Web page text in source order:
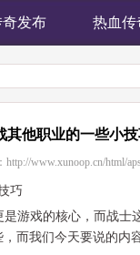
发布 热血传
其他职业的一些小
http://www.xunoop.cn/html/
巧
游戏的核心，而战士
而我们今天要说的内